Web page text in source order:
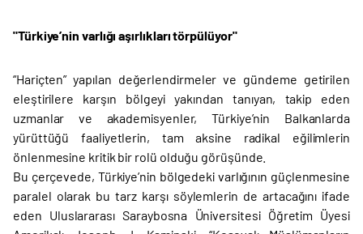
"Türkiye’nin varlığı aşırlıkları törpülüyor"
“Hariçten” yapılan değerlendirmeler ve gündeme getirilen
eleştirilere karşın bölgeyi yakından tanıyan, takip eden
uzmanlar ve akademisyenler, Türkiye’nin Balkanlarda
yürüttüğü faaliyetlerin, tam aksine radikal eğilimlerin
önlenmesine kritik bir rolü olduğu görüşünde.
Bu çerçevede, Türkiye’nin bölgedeki varlığının güçlenmesine
paralel olarak bu tarz karşı söylemlerin de artacağını ifade
eden Uluslararası Saraybosna Üniversitesi Öğretim Üyesi